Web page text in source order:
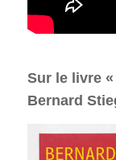
Sur le livre
Bernard